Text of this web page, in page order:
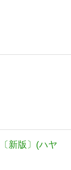
新版〕(ハヤ